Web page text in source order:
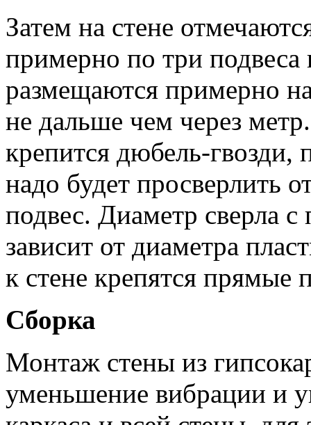
Затем на стене
примерно по три
размещаются примерно
не дальше чем через
крепится дюбель-гвозди,
надо будет просверлить
подвес. Диаметр сверла
зависит от диаметра
к стене крепятся прямые
Сборка
Монтаж стены из
уменьшение вибрации и